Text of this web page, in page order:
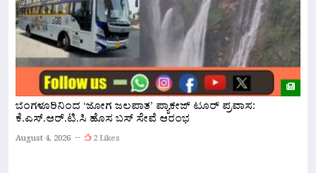
ಬೆಂಗಳೂರಿನಿಂದ ‘ಜೋಗ ಜಲಪಾತ’ ಪ್ಯಾಕೇಜ್ ಟೂರ್ ಪ್ರವಾಸ:
ಕೆ.ಎಸ್.ಆರ್.ಟಿ.ಸಿ ಹೊಸ ಬಸ್ ಸೇವೆ ಆರಂಭ
August 4, 2026 2 Likes